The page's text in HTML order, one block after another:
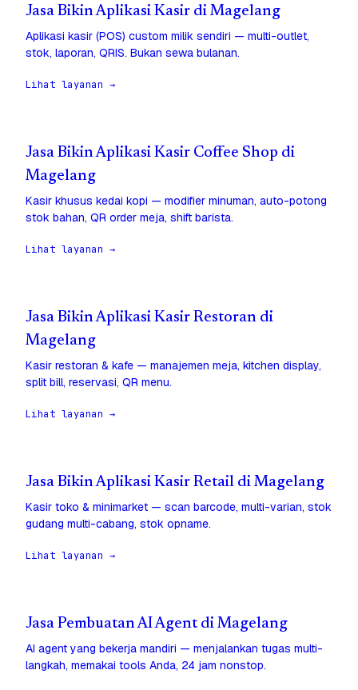
Jasa Bikin Aplikasi Kasir di Magelang
Aplikasi kasir (POS) custom milik sendiri — multi-outlet,
stok, laporan, QRIS. Bukan sewa bulanan.
Lihat layanan →
Jasa Bikin Aplikasi Kasir Coffee Shop di
Magelang
Kasir khusus kedai kopi — modifier minuman, auto-potong
stok bahan, QR order meja, shift barista.
Lihat layanan →
Jasa Bikin Aplikasi Kasir Restoran di
Magelang
Kasir restoran & kafe — manajemen meja, kitchen display,
split bill, reservasi, QR menu.
Lihat layanan →
Jasa Bikin Aplikasi Kasir Retail di Magelang
Kasir toko & minimarket — scan barcode, multi-varian, stok
gudang multi-cabang, stok opname.
Lihat layanan →
Jasa Pembuatan AI Agent di Magelang
AI agent yang bekerja mandiri — menjalankan tugas multi-
langkah, memakai tools Anda, 24 jam nonstop.